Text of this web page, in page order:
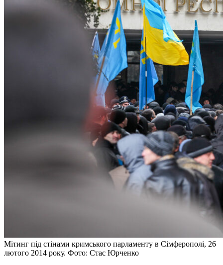
Мітинг під стінами кримського парламенту в Сімферополі, 26
лютого 2014 року. Фото: Стас Юрченко